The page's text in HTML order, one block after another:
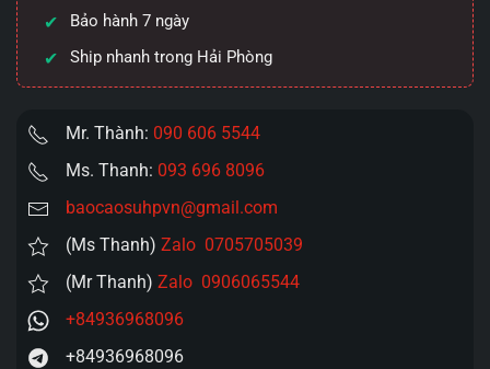
lượng
Bảo hành 7 ngày
Ship nhanh trong Hải Phòng
Mr. Thành: 090 606 5544
Ms. Thanh: 093 696 8096
baocaosuhpvn@gmail.com
(Ms Thanh) Zalo 0705705039
(Mr Thanh) Zalo 0906065544
+84936968096
+84936968096